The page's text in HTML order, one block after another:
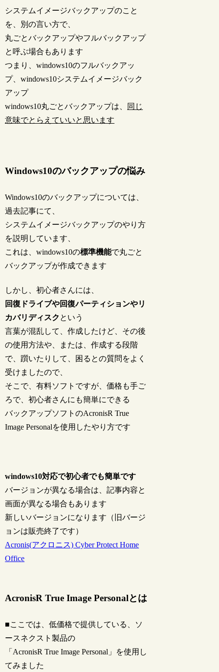
システムイメージバックアップのこと
を、別の言い方で、
丸ごとバックアップやフルバックアップ
と呼ぶ場合もあります
つまり、windows10のフルバックアッ
プ、windows10システムイメージバック
アップ
windows10丸ごとバックアップは、
同じ
意味でとらえていいと思います
Windows10のバックアップの悩み
Windows10のバックアップについては、
過去記事にて、
システムイメージバックアップのやり方
を説明しています、
これは、windows10の標準機能で丸ごと
バックアップが作成できます
しかし、初心者さんには、
回復ドライブや回復パーティションやリ
カバリディスク という
言葉が混乱して、作成したけど、その後
の使用方法や、または、作成する段階
で、躓いたりして、困るとの質問をよく
受けましたので、
そこで、有料ソフトですが、価格も手ご
ろで、初心者さんにも簡単にできる
バックアップソフトのAcronisR True
Image Personalを使用したやり方です
windows10対応で初心者でも簡単です
バージョンが異なる場合は、記事内容と
画面が異なる場合もあります
新しいバージョンになります（旧バージ
ョンは販売終了です）
Acronis(アクロニス) Cyber Protect Home
Office
AcronisR True Image Personalとは
■ここでは、低価格で提供している、ソ
ースネクスト製品の
「AcronisR True Image Personal」を使用し
てみました